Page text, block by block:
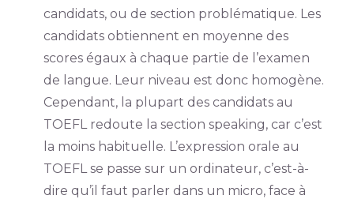
candidats, ou de section problématique. Les
candidats obtiennent en moyenne des
scores égaux à chaque partie de l’examen
de langue. Leur niveau est donc homogène.
Cependant, la plupart des candidats au
TOEFL redoute la section speaking, car c’est
la moins habituelle. L’expression orale au
TOEFL se passe sur un ordinateur, c’est-à-
dire qu’il faut parler dans un micro, face à